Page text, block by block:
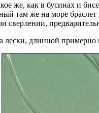
же, как в бусинах и
там же на море
лески, длинной